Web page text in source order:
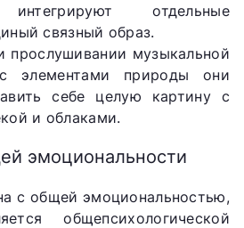
отдельные
связный образ.
прослушивании музыкальной
элементами природы они
себе целую картину с
и облаками.
эмоциональности
с общей эмоциональностью,
общепсихологической